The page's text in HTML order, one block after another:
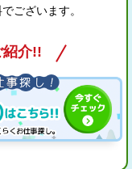
ございます。
紹介!!